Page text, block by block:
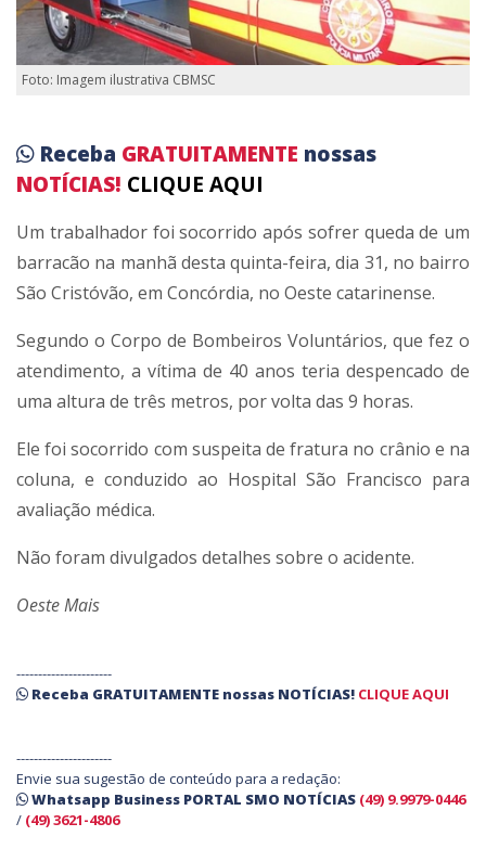
Foto: Imagem ilustrativa CBMSC
Receba GRATUITAMENTE nossas
NOTÍCIAS! CLIQUE AQUI
Um trabalhador foi socorrido após sofrer queda de um
barracão na manhã desta quinta-feira, dia 31, no bairro
São Cristóvão, em Concórdia, no Oeste catarinense.
Segundo o Corpo de Bombeiros Voluntários, que fez o
atendimento, a vítima de 40 anos teria despencado de
uma altura de três metros, por volta das 9 horas.
Ele foi socorrido com suspeita de fratura no crânio e na
coluna, e conduzido ao Hospital São Francisco para
avaliação médica.
Não foram divulgados detalhes sobre o acidente.
Oeste Mais
----------------------
Receba GRATUITAMENTE nossas NOTÍCIAS! CLIQUE AQUI
----------------------
Envie sua sugestão de conteúdo para a redação:
Whatsapp Business PORTAL SMO NOTÍCIAS (49) 9.9979-0446
/ (49) 3621-4806